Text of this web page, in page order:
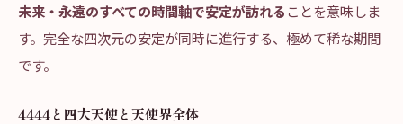
未来・永遠のすべての時間軸で安定が訪れることを意味しま
す。完全な四次元の安定が同時に進行する、極めて稀な期間
です。
4444と四大天使と天使界全体